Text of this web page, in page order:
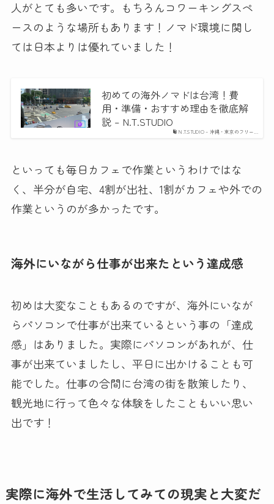
人がとても多いです。もちろんコワーキングスペ
ースのような場所もあります！ノマド環境に関し
ては日本よりは優れていました！
N.T.STUDIO – 沖縄・東京のフリー…
初めての海外ノマドは台湾！費
用・準備・おすすめ理由を徹底解
説 – N.T.STUDIO
といっても毎日カフェで作業というわけではな
く、半分が自宅、4割が出社、1割がカフェや外での
作業というのが多かったです。
海外にいながら仕事が出来たという達成感
初めは大変なこともあるのですが、海外にいなが
らパソコンで仕事が出来ているという事の「達成
感」はありました。実際にパソコンがあれが、仕
事が出来ていましたし、平日に出かけることも可
能でした。仕事の合間に台湾の街を散策したり、
観光地に行って色々な体験をしたこともいい思い
出です！
実際に海外で生活してみての現実と大変だ